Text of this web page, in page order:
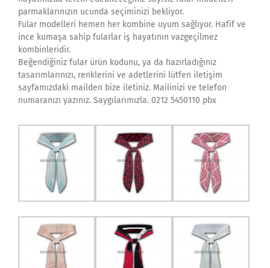
parmaklarınızın ucunda seçiminizi bekliyor.
Fular modelleri hemen her kombine uyum sağlıyor. Hafif ve
ince kumaşa sahip fularlar iş hayatının vazgeçilmez
kombinleridir.
Beğendiğiniz fular ürün kodunu, ya da hazırladığınız
tasarımlarınızı, renklerini ve adetlerini lütfen iletişim
sayfamızdaki mailden bize iletiniz. Mailinizi ve telefon
numaranızı yazınız. Saygılarımızla. 0212 5450110 pbx